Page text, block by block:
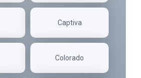
Captiva
Colorado